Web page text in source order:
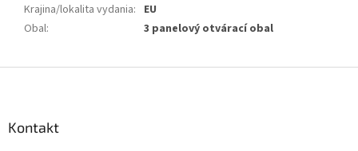
Krajina/lokalita vydania: EU
Obal: 3 panelový otvárací obal
Kontakt